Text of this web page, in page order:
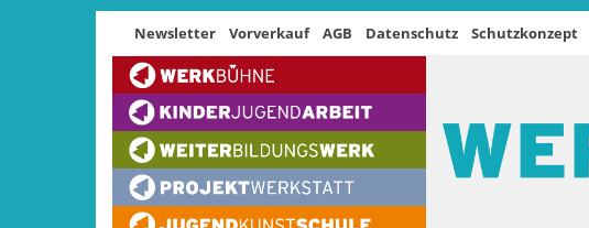
Newsletter Vorverkauf AGB Datenschutz Schutzkonzept